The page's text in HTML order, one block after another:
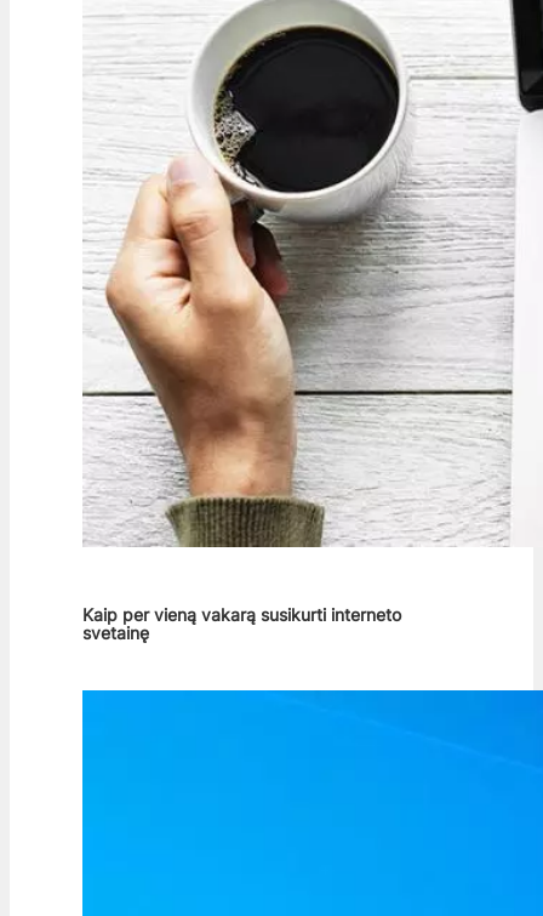
Kaip per vieną vakarą susikurti interneto
svetainę